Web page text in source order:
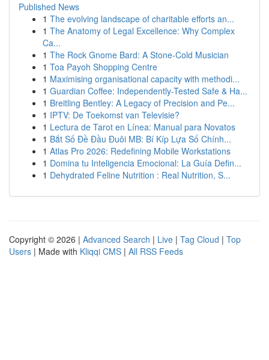
Published News
1 The evolving landscape of charitable efforts an...
1 The Anatomy of Legal Excellence: Why Complex
Ca...
1 The Rock Gnome Bard: A Stone-Cold Musician
1 Toa Payoh Shopping Centre
1 Maximising organisational capacity with methodi...
1 Guardian Coffee: Independently-Tested Safe & Ha...
1 Breitling Bentley: A Legacy of Precision and Pe...
1 IPTV: De Toekomst van Televisie?
1 Lectura de Tarot en Línea: Manual para Novatos
1 Bắt Số Đề Đầu Đuôi MB: Bí Kíp Lựa Số Chính...
1 Atlas Pro 2026: Redefining Mobile Workstations
1 Domina tu Inteligencia Emocional: La Guía Defin...
1 Dehydrated Feline Nutrition : Real Nutrition, S...
Copyright © 2026 | Advanced Search | Live | Tag Cloud | Top
Users | Made with Kliqqi CMS | All RSS Feeds